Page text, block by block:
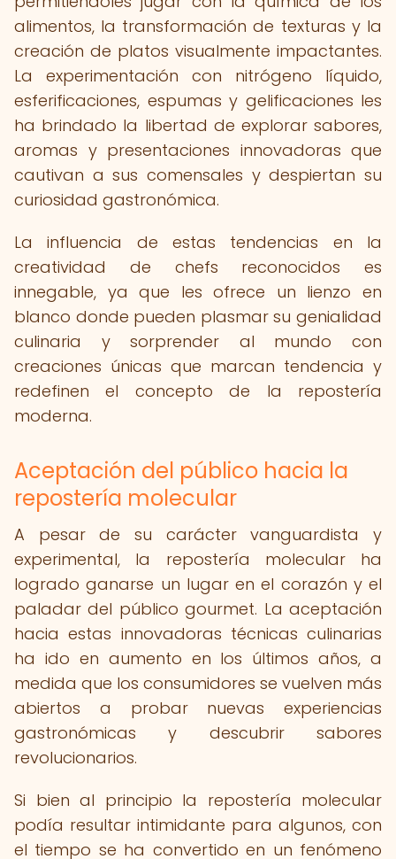
alimentos, la transformación de texturas y la
creación de platos visualmente impactantes.
La experimentación con nitrógeno líquido,
esferificaciones, espumas y gelificaciones les
ha brindado la libertad de explorar sabores,
aromas y presentaciones innovadoras que
cautivan a sus comensales y despiertan su
curiosidad gastronómica.
La influencia de estas tendencias en la
creatividad de chefs reconocidos es
innegable, ya que les ofrece un lienzo en
blanco donde pueden plasmar su genialidad
culinaria y sorprender al mundo con
creaciones únicas que marcan tendencia y
redefinen el concepto de la repostería
moderna.
Aceptación del público hacia la
repostería molecular
A pesar de su carácter vanguardista y
experimental, la repostería molecular ha
logrado ganarse un lugar en el corazón y el
paladar del público gourmet. La aceptación
hacia estas innovadoras técnicas culinarias
ha ido en aumento en los últimos años, a
medida que los consumidores se vuelven más
abiertos a probar nuevas experiencias
gastronómicas y descubrir sabores
revolucionarios.
Si bien al principio la repostería molecular
podía resultar intimidante para algunos, con
el tiempo se ha convertido en un fenómeno